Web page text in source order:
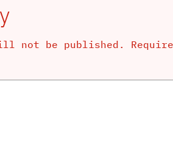
not be published.